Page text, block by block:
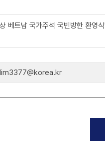
베트남 국가주석 국빈방한 환